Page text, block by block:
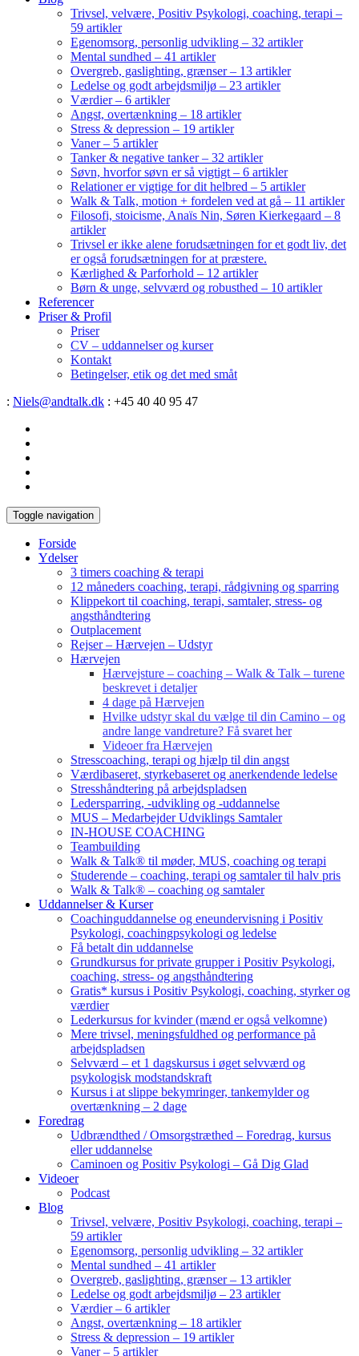
Trivsel, velvære, Positiv Psykologi, coaching, terapi –
59 artikler
Egenomsorg, personlig udvikling – 32 artikler
Mental sundhed – 41 artikler
Overgreb, gaslighting, grænser – 13 artikler
Ledelse og godt arbejdsmiljø – 23 artikler
Værdier – 6 artikler
Angst, overtænkning – 18 artikler
Stress & depression – 19 artikler
Vaner – 5 artikler
Tanker & negative tanker – 32 artikler
Søvn, hvorfor søvn er så vigtigt – 6 artikler
Relationer er vigtige for dit helbred – 5 artikler
Walk & Talk, motion + fordelen ved at gå – 11 artikler
Filosofi, stoicisme, Anaïs Nin, Søren Kierkegaard – 8
artikler
Trivsel er ikke alene forudsætningen for et godt liv, det
er også forudsætningen for at præstere.
Kærlighed & Parforhold – 12 artikler
Børn & unge, selvværd og robusthed – 10 artikler
Referencer
Priser & Profil
Priser
CV – uddannelser og kurser
Kontakt
Betingelser, etik og det med småt
: Niels@andtalk.dk : +45 40 40 95 47
Toggle navigation
Forside
Ydelser
3 timers coaching & terapi
12 måneders coaching, terapi, rådgivning og sparring
Klippekort til coaching, terapi, samtaler, stress- og
angsthåndtering
Outplacement
Rejser – Hærvejen – Udstyr
Hærvejen
Hærvejsture – coaching – Walk & Talk – turene
beskrevet i detaljer
4 dage på Hærvejen
Hvilke udstyr skal du vælge til din Camino – og
andre lange vandreture? Få svaret her
Videoer fra Hærvejen
Stresscoaching, terapi og hjælp til din angst
Værdibaseret, styrkebaseret og anerkendende ledelse
Stresshåndtering på arbejdspladsen
Ledersparring, -udvikling og -uddannelse
MUS – Medarbejder Udviklings Samtaler
IN-HOUSE COACHING
Teambuilding
Walk & Talk® til møder, MUS, coaching og terapi
Studerende – coaching, terapi og samtaler til halv pris
Walk & Talk® – coaching og samtaler
Uddannelser & Kurser
Coachinguddannelse og eneundervisning i Positiv
Psykologi, coachingpsykologi og ledelse
Få betalt din uddannelse
Grundkursus for private grupper i Positiv Psykologi,
coaching, stress- og angsthåndtering
Gratis* kursus i Positiv Psykologi, coaching, styrker og
værdier
Lederkursus for kvinder (mænd er også velkomne)
Mere trivsel, meningsfuldhed og performance på
arbejdspladsen
Selvværd – et 1 dagskursus i øget selvværd og
psykologisk modstandskraft
Kursus i at slippe bekymringer, tankemylder og
overtænkning – 2 dage
Foredrag
Udbrændthed / Omsorgstræthed – Foredrag, kursus
eller uddannelse
Caminoen og Positiv Psykologi – Gå Dig Glad
Videoer
Podcast
Blog
Trivsel, velvære, Positiv Psykologi, coaching, terapi –
59 artikler
Egenomsorg, personlig udvikling – 32 artikler
Mental sundhed – 41 artikler
Overgreb, gaslighting, grænser – 13 artikler
Ledelse og godt arbejdsmiljø – 23 artikler
Værdier – 6 artikler
Angst, overtænkning – 18 artikler
Stress & depression – 19 artikler
Vaner – 5 artikler